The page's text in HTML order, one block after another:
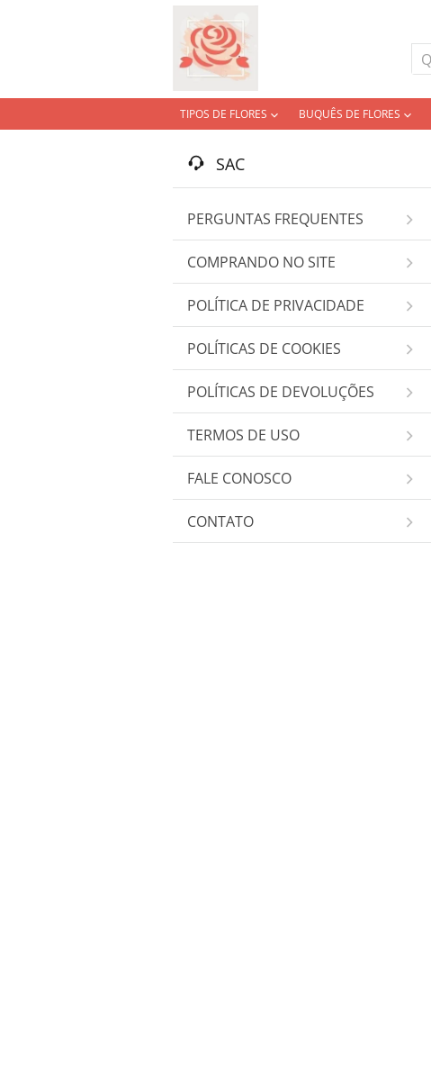
TIPOS DE FLORES BUQUÊS DE FLORES
SAC
PERGUNTAS FREQUENTES
COMPRANDO NO SITE
POLÍTICA DE PRIVACIDADE
POLÍTICAS DE COOKIES
POLÍTICAS DE DEVOLUÇÕES
TERMOS DE USO
FALE CONOSCO
CONTATO